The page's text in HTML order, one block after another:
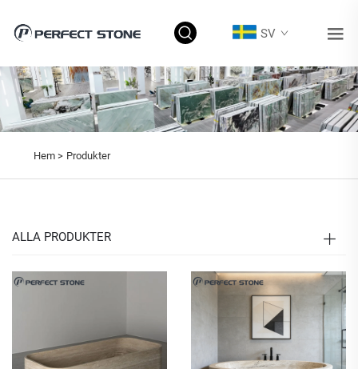
SV
Hem > Produkter
ALLA PRODUKTER